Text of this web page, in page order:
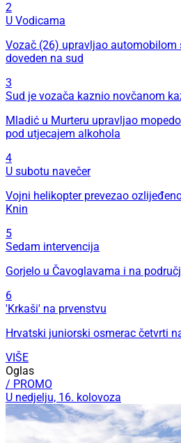
2
U Vodicama
Vozač (26) upravljao automobilom
doveden na sud
3
Sud je vozača kaznio novčanom
Mladić u Murteru upravljao
pod utjecajem alkohola
4
U subotu navečer
Vojni helikopter prevezao
Knin
5
Sedam intervencija
Gorjelo u Čavoglavama i na
6
'Krkaši' na prvenstvu
Hrvatski juniorski osmerac četvrti
VIŠE
Oglas
/ PROMO
U nedjelju, 16. kolovoza